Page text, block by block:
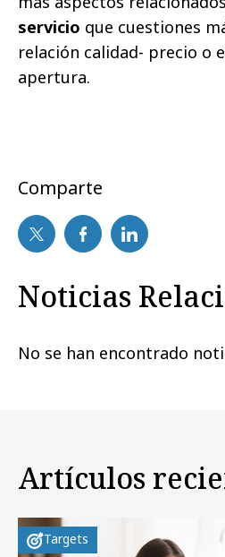
servicio que cuestiones
relación calidad- precio o
apertura.
Comparte
Noticias
No se han encontrado
Artículos
Targets